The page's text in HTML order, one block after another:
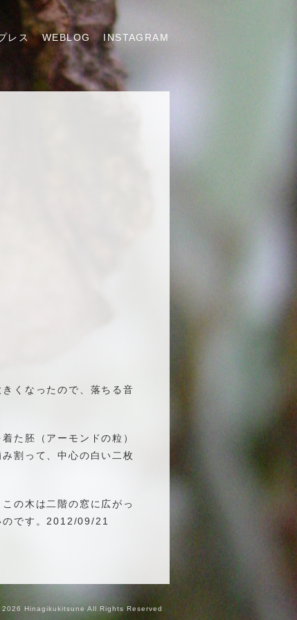
レス WEBLOG INSTAGRAM
くなったので、落ちる音
た胚（アーモンドの粒）
割って、中心の白い二枚
の木は二階の窓に広がっ
のです。2012/09/21
Hinagikukitsune All Rights Reserved